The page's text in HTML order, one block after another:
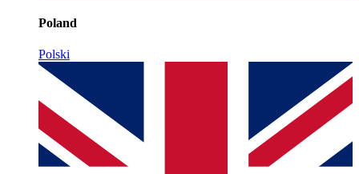
Poland
Polski